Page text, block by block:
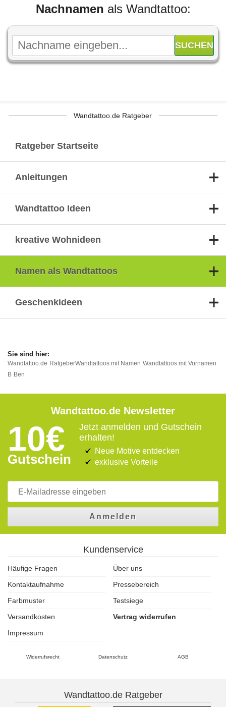
Nachnamen als Wandtattoo:
Wandtattoo.de Ratgeber
Ratgeber Startseite
Anleitungen
Wandtattoo Ideen
kreative Wohnideen
Namen als Wandtattoos
Geschenkideen
Wandtattoo.de RatgeberWandtattoos mit Namen Wandtattoos mit Vornamen
B Ben
Wandtattoo.de Newsletter
10€
Gutschein
Jetzt anmelden und Gutschein
erhalten!
Neue Motive entdecken
exklusive Vorteile
Anmelden
Kundenservice
Häufige Fragen
Über uns
Kontaktaufnahme
Pressebereich
Farbmuster
Testsiege
Versandkosten
Vertrag widerrufen
Impressum
Widerrufsrecht Datenschutz AGB
Wandtattoo.de Ratgeber